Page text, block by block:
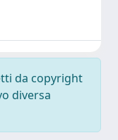
da copyright
diversa